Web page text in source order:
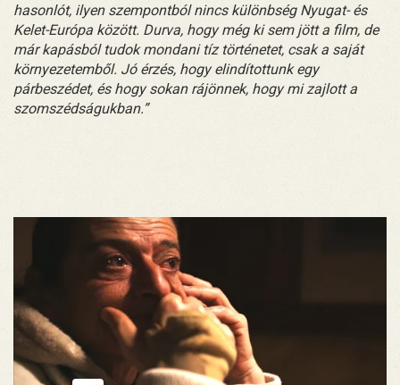
hasonlót, ilyen szempontból nincs különbség Nyugat- és
Kelet-Európa között. Durva, hogy még ki sem jött a film, de
már kapásból tudok mondani tíz történetet, csak a saját
környezetemből. Jó érzés, hogy elindítottunk egy
párbeszédet, és hogy sokan rájönnek, hogy mi zajlott a
szomszédságukban.”